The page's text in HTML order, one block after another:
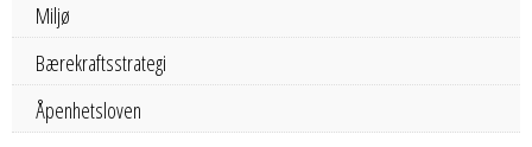
Miljø
Bærekraftsstrategi
Åpenhetsloven